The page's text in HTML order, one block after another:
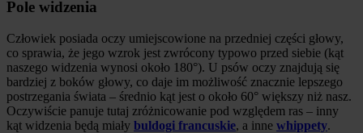
Pole widzenia
Człowiek posiada oczy umiejscowione na przedniej części głowy,
co sprawia, że jego wzrok jest zwrócony typowo przed siebie (kąt
naszego widzenia wynosi około 180°). U psów oczy znajdują się
bardziej z boków głowy, co daje im możliwość znacznie lepszego
postrzegania świata – średnio kąt jest o około 60° większy niż nasz.
Oczywiście panuje tutaj zróżnicowanie pod względem ras – inny
kąt widzenia będą miały buldogi francuskie, a inne whippety.